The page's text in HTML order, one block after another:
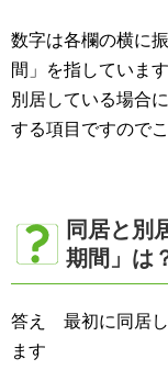
数字は各欄の横に
間」を指していま
別居している場合
する項目ですので
同居と別
期間」は
答え 最初に同居し
ます